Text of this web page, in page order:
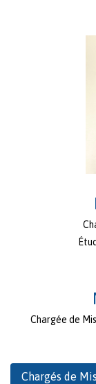
Chargée de
Chargés de